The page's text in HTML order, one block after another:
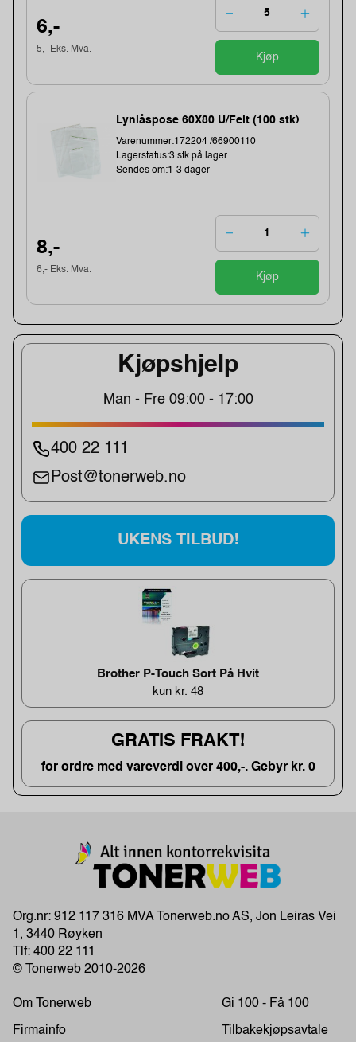
Kjøpshjelp
Man - Fre 09:00 - 17:00
400 22 111
Post@tonerweb.no
UKENS TILBUD!
Brother P-Touch Sort På Hvit
kun kr. 48
GRATIS FRAKT!
for ordre med vareverdi over 400,-. Gebyr kr. 0
6,-
5,- Eks. Mva.
Kjøp
Lynlåspose 60X80 U/Felt (100 stk)
Varenummer:172204 /66900110
Lagerstatus:3 stk på lager.
Sendes om:1-3 dager
8,-
6,- Eks. Mva.
Kjøp
Org.nr: 912 117 316 MVA Tonerweb.no AS, Jon Leiras Vei
1, 3440 Røyken
Tlf: 400 22 111
© Tonerweb 2010-2026
Om Tonerweb
Firmainfo
Gi 100 - Få 100
Tilbakekjøpsavtale